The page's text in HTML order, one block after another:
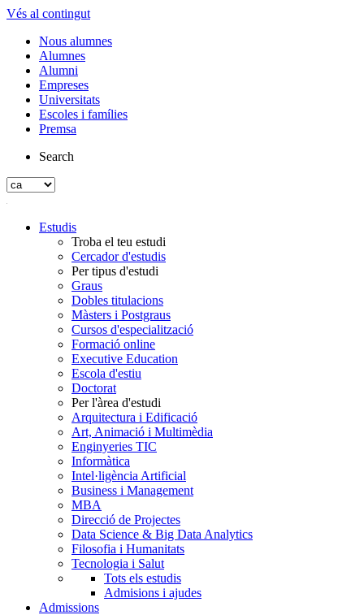
Vés al contingut
Nous alumnes
Alumnes
Alumni
Empreses
Universitats
Escoles i famílies
Premsa
Search
Estudis
Troba el teu estudi
Cercador d'estudis
Per tipus d'estudi
Graus
Dobles titulacions
Màsters i Postgraus
Cursos d'especialització
Formació online
Executive Education
Escola d'estiu
Doctorat
Per l'àrea d'estudi
Arquitectura i Edificació
Art, Animació i Multimèdia
Enginyeries TIC
Informàtica
Intel·ligència Artificial
Business i Management
MBA
Direcció de Projectes
Data Science & Big Data Analytics
Filosofia i Humanitats
Tecnologia i Salut
Tots els estudis
Admisions i ajudes
Admissions